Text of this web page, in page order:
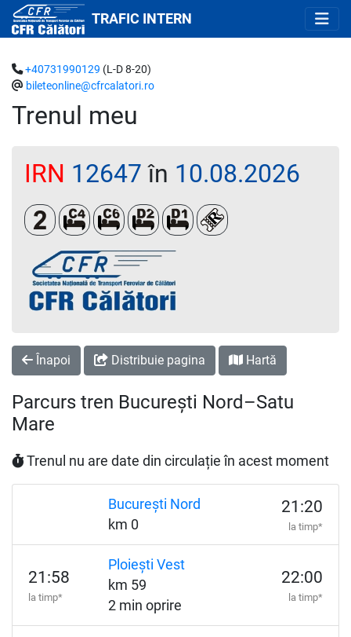
TRAFIC INTERN
Trenul meu
+40731990129 (L-D 8-20)
bileteonline@cfrcalatori.ro
IRN 12647 în 10.08.2026
Clasa a 2-aCușetă 4 paturi
Cușetă 6 paturi
Dormit 2 paturi
Dormit single
Loc rezervat (biletul
Înapoi Distribuie pagina Hartă
Parcurs tren București Nord–Satu
Mare
Trenul nu are date din circulație în acest moment
București Nord
km 0
21:20
la timp*
21:58
la timp*
Ploiești Vest
km 59
2 min oprire
22:00
la timp*